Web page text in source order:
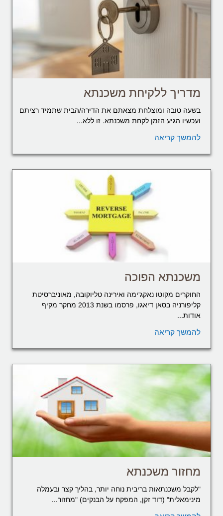
מדריך ללקיחת משכנתא
בשעה טובה ומוצלחת מצאתם את הדירה/הבית שתמיד רציתם
ועכשיו הגיע הזמן לקחת משכנתא. זו ללא...
להמשך קריאה
משכנתא הפוכה
החוקרים מקוטו נאקג'ימה ואירינה טליוקובה, מאוניברסיטת
קליפורניה בסאן דיאגו, פרסמו בשנת 2013 מחקר מקיף
אודות...
להמשך קריאה
מחזור משכנתא
"לקבל משכנתאות בריבית נוחה יותר, בהליך קצר ובעמלה
מינימאלית" (דוד זקן, המפקח על הבנקים) "מחזור...